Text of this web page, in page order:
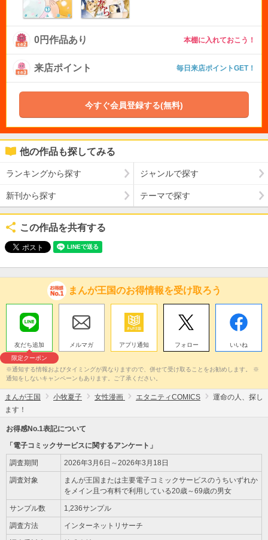
0円作品あり 本棚に入れておこう！
来店ポイント 毎日来店ポイントGET！
今すぐ会員登録する(無料)
他の作品も探してみる
ランキングから探す ジャンルで探す
新刊から探す テーマで探す
この作品を共有する
まんが王国のお得情報を受け取ろう
友だち追加
限定クーポン
メルマガ アプリ通知 フォロー いいね
※通知する情報およびタイミングが異なりますので、併せて受け取ることをお勧めします。 ※
通知をしないキャンペーンもあります。ご了承ください。
まんが王国 小牧夏子 女性漫画 エタニティCOMICS
運命の人、探し
ます！
お得感No.1表記について
「電子コミックサービスに関するアンケート」
調査期間 2026年3月6日～2026年3月18日
調査対象
まんが王国または主要電子コミックサービスのうちいずれか
をメイン且つ有料で利用している20歳～69歳の男女
サンプル数 1,236サンプル
調査方法 インターネットリサーチ